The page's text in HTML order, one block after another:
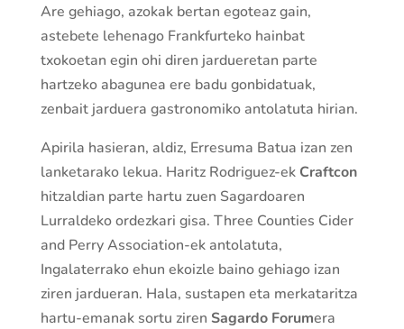
Are gehiago, azokak bertan egoteaz gain,
astebete lehenago Frankfurteko hainbat
txokoetan egin ohi diren jardueretan parte
hartzeko abagunea ere badu gonbidatuak,
zenbait jarduera gastronomiko antolatuta hirian.
Apirila hasieran, aldiz, Erresuma Batua izan zen
lanketarako lekua. Haritz Rodriguez-ek Craftcon
hitzaldian parte hartu zuen Sagardoaren
Lurraldeko ordezkari gisa. Three Counties Cider
and Perry Association-ek antolatuta,
Ingalaterrako ehun ekoizle baino gehiago izan
ziren jardueran. Hala, sustapen eta merkataritza
hartu-emanak sortu ziren Sagardo Forumera